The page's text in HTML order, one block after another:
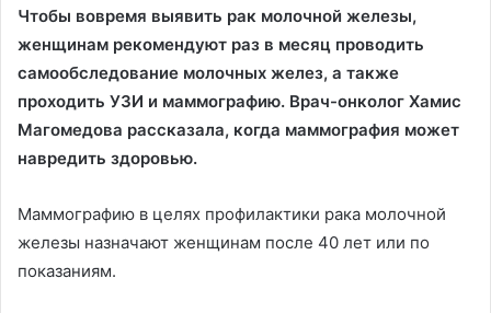
Чтобы вовремя выявить рак молочной железы,
женщинам рекомендуют раз в месяц проводить
самообследование молочных желез, а также
проходить УЗИ и маммографию. Врач-онколог Хамис
Магомедова рассказала, когда маммография может
навредить здоровью.
Маммографию в целях профилактики рака молочной
железы назначают женщинам после 40 лет или по
показаниям.